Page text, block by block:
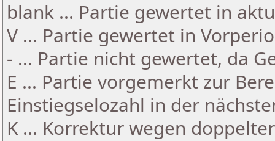
blank ... Partie gewertet in
V ... Partie gewertet in
- ... Partie nicht gewertet, da
E ... Partie vorgemerkt zur
Einstiegselozahl in der
K ... Korrektur wegen